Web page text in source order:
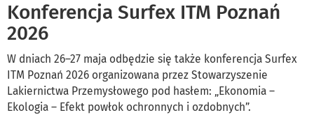
Konferencja Surfex ITM Poznań
2026
W dniach 26–27 maja odbędzie się także konferencja Surfex
ITM Poznań 2026 organizowana przez Stowarzyszenie
Lakiernictwa Przemysłowego pod hasłem: „Ekonomia –
Ekologia – Efekt powłok ochronnych i ozdobnych”.